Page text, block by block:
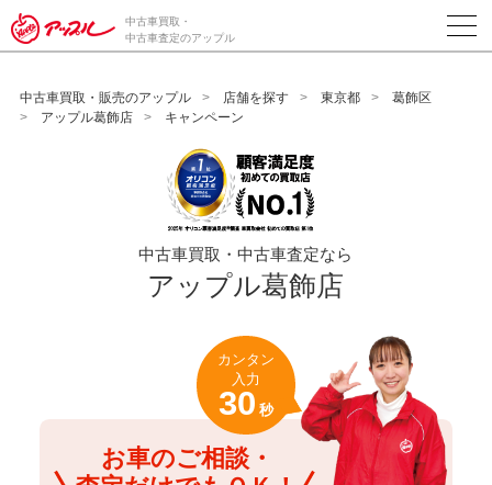
/*ABテスト_新規査定フォームの為のCVボタン*/
中古車買取・
中古車査定のアップル
中古車買取・販売のアップル 店舗を探す 東京都
葛飾区
アップル葛飾店
キャンペーン
中古車買取・中古車査定なら
アップル葛飾店
お車のご相談・
カンタン
入力
30 秒